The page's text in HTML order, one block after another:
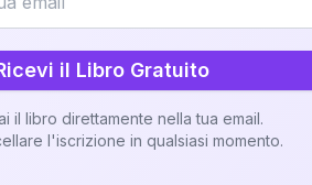
una nostra interpretazione
il Libro Gratuito
il libro direttamente nella tua email.
l'iscrizione in qualsiasi momento.